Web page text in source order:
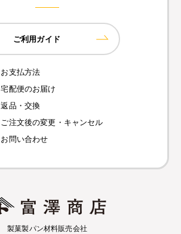
ご利用ガイド
お支払方法
宅配便のお届け
返品・交換
ご注文後の変更・キャンセル
お問い合わせ
製菓製パン材料販売会社